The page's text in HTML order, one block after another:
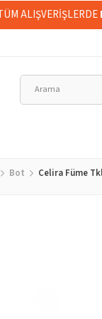
ALIŞVERİŞLERDE
Bot Celira Füme